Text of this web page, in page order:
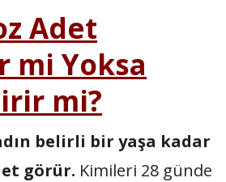
Adet
mi Yoksa
mi?
belirli bir yaşa kadar
görür. Kimileri 28 günde